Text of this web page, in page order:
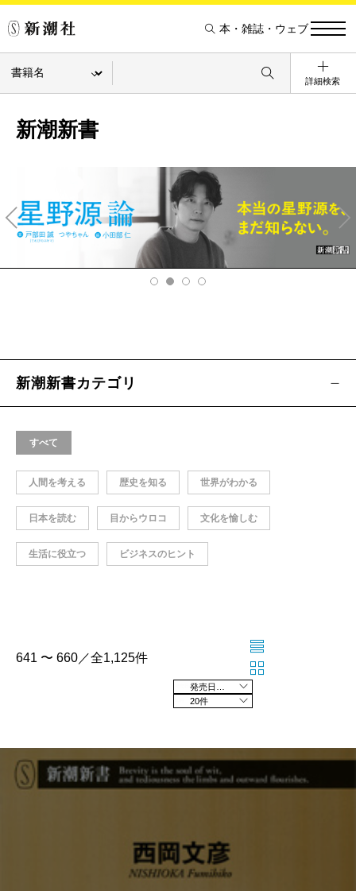
本・雑誌・ウェブ
詳細検索
新潮新書
v
Ne
xt
新潮新書カテゴリ
すべて
人間を考える 歴史を知る 世界がわかる
日本を読む 目からウロコ 文化を愉しむ
生活に役立つ ビジネスのヒント
641 〜 660／全1,125件
20件